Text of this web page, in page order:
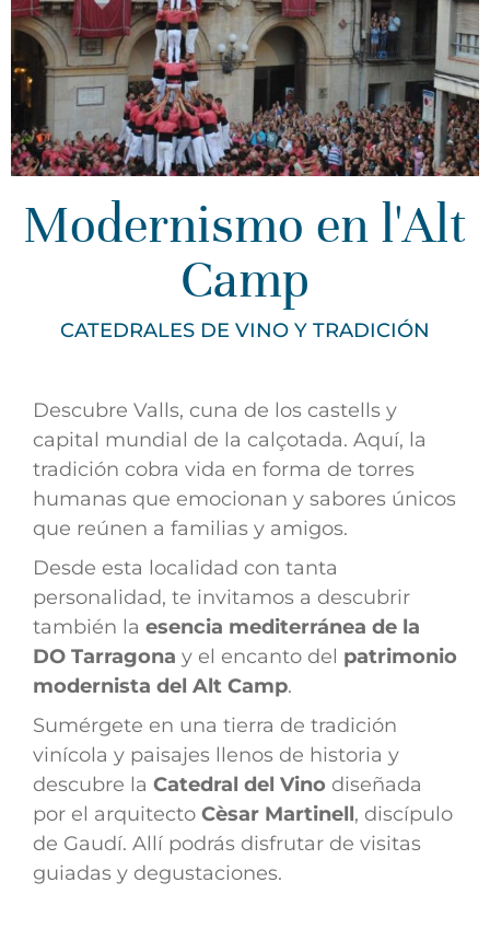
Modernismo en l'Alt
Camp
CATEDRALES DE VINO Y TRADICIÓN
Descubre Valls, cuna de los castells y
capital mundial de la calçotada. Aquí, la
tradición cobra vida en forma de torres
humanas que emocionan y sabores únicos
que reúnen a familias y amigos.
Desde esta localidad con tanta
personalidad, te invitamos a descubrir
también la esencia mediterránea de la
DO Tarragona y el encanto del patrimonio
modernista del Alt Camp.
Sumérgete en una tierra de tradición
vinícola y paisajes llenos de historia y
descubre la Catedral del Vino diseñada
por el arquitecto Cèsar Martinell, discípulo
de Gaudí. Allí podrás disfrutar de visitas
guiadas y degustaciones.